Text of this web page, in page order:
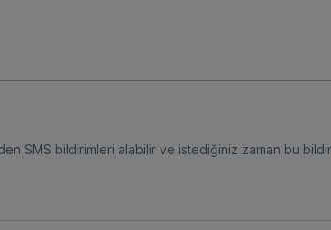
SMS bildirimleri alabilir ve istediğiniz zaman bu